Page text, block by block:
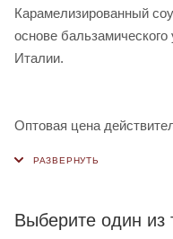
Карамелизированный
основе
Италии.
Оптовая цена
Выберите один из